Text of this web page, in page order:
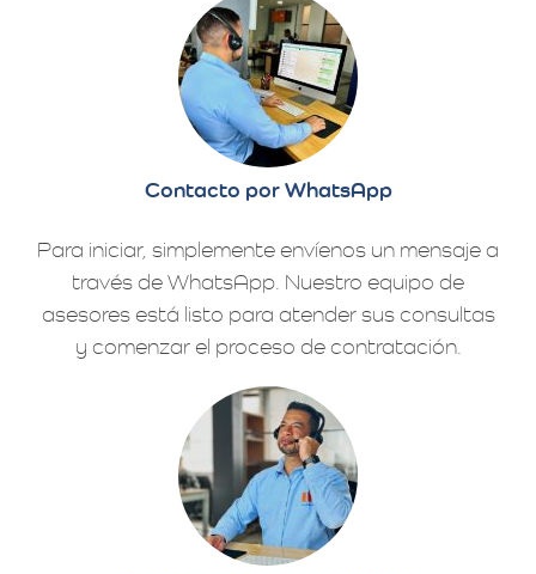
Contacto por WhatsApp
Para iniciar, simplemente envíenos un mensaje a
través de WhatsApp. Nuestro equipo de
asesores está listo para atender sus consultas
y comenzar el proceso de contratación.